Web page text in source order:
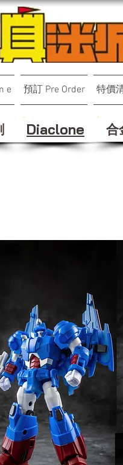
e 預訂 Pre Order 特價
Diaclone 合